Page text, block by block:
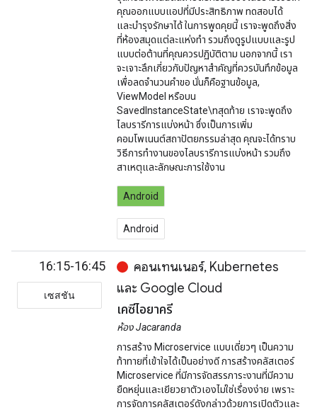
คุณออกแบบแอปที่มีประสิทธิภาพ ทดสอบได้
และบำรุงรักษาได้ ในการพูดคุยนี้ เราจะพูดถึงสิ่ง
ที่ห้องสมุดแต่ละแห่งทำ รวมถึงดูรูปแบบและรูป
แบบต่อต้านที่คุณควรปฏิบัติตาม นอกจากนี้ เรา
จะเจาะลึกเกี่ยวกับปัญหาสำคัญที่ควรบันทึกข้อมูล
เพื่อลดจำนวนคำขอ นั่นก็คือฐานข้อมูล,
ViewModel หรือบน
SavedInstanceState\nสุดท้าย เราจะพูดถึง
ไลบรารีการแบ่งหน้า ซึ่งเป็นการเพิ่ม
คอมโพเนนต์สถาปัตยกรรมล่าสุด คุณจะได้ทราบ
วิธีการทํางานของไลบรารีการแบ่งหน้า รวมถึง
สาเหตุและลักษณะการใช้งาน
Android
Android
16:15-16:45
เซสชัน
คอนเทนเนอร์, Kubernetes
และ Google Cloud
เคซีไอยาครี
ห้อง Jacaranda
การสร้าง Microservice แบบเดี่ยวๆ เป็นความ
ท้าทายที่เข้าใจได้เป็นอย่างดี การสร้างคลัสเตอร์
Microservice ที่มีการจัดสรรภาระงานที่มีความ
ยืดหยุ่นและเยียวยาตัวเองไม่ใช่เรื่องง่าย เพราะ
การจัดการคลัสเตอร์ดังกล่าวด้วยการเปิดตัวและ